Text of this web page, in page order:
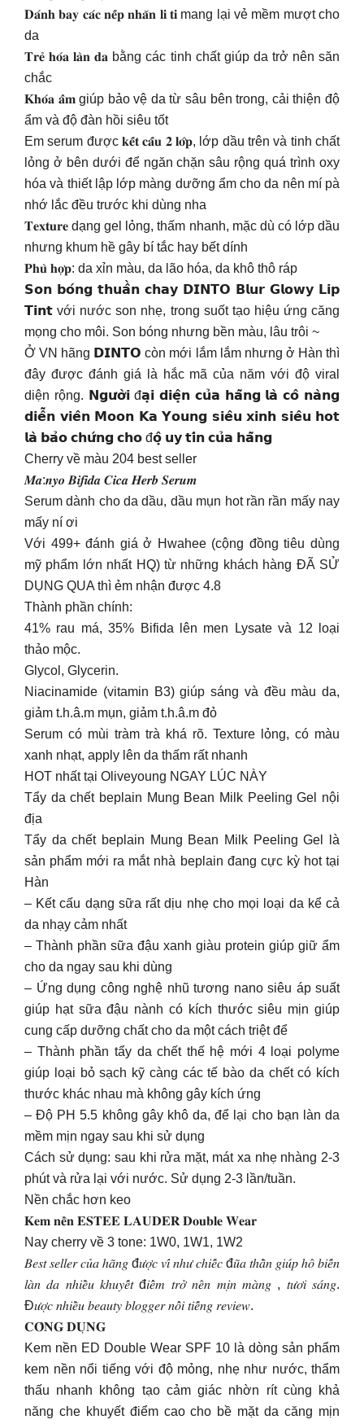
𝐃𝐚́𝐧𝐡 𝐛𝐚𝐲 𝐜𝐚́𝐜 𝐧𝐞̂́𝐩 𝐧𝐡𝐚̆𝐧 𝐥𝐢 𝐭𝐢 mang lại vẻ mềm mượt cho
da
𝐓𝐫𝐞̉ 𝐡𝐨́𝐚 𝐥𝐚̀𝐧 𝐝𝐚 bằng các tinh chất giúp da trở nên săn
chắc
𝐊𝐡𝐨́𝐚 𝐚̂̉𝐦 giúp bảo vệ da từ sâu bên trong, cải thiện độ
ẩm và độ đàn hồi siêu tốt
Em serum được 𝐤𝐞̂́𝐭 𝐜𝐚̂́𝐮 𝟐 𝐥𝐨̛́𝐩, lớp dầu trên và tinh chất
lỏng ở bên dưới để ngăn chặn sâu rộng quá trình oxy
hóa và thiết lập lớp màng dưỡng ẩm cho da nên mí pà
nhớ lắc đều trước khi dùng nha
𝐓𝐞𝐱𝐭𝐮𝐫𝐞 dạng gel lỏng, thấm nhanh, mặc dù có lớp dầu
nhưng khum hề gây bí tắc hay bết dính
𝐏𝐡𝐮̀ 𝐡𝐨̛̣𝐩: da xỉn màu, da lão hóa, da khô thô ráp
𝗦𝗼𝗻 𝗯𝗼́𝗻𝗴 𝘁𝗵𝘂𝗮̂̀𝗻 𝗰𝗵𝗮𝘆 𝗗𝗜𝗡𝗧𝗢 𝗕𝗹𝘂𝗿 𝗚𝗹𝗼𝘄𝘆 𝗟𝗶𝗽
𝗧𝗶𝗻𝘁 với nước son nhẹ, trong suốt tạo hiệu ứng căng
mọng cho môi. Son bóng nhưng bền màu, lâu trôi ~
Ở VN hãng 𝗗𝗜𝗡𝗧𝗢 còn mới lắm lắm nhưng ở Hàn thì
đây được đánh giá là hắc mã của năm với độ viral
diện rộng. 𝗡𝗴𝘂̛𝗼̛̀𝗶 đ𝗮̣𝗶 𝗱𝗶𝗲̣̂𝗻 𝗰𝘂̉𝗮 𝗵𝗮̃𝗻𝗴 𝗹𝗮̀ 𝗰𝗼̂ 𝗻𝗮̀𝗻𝗴
𝗱𝗶𝗲̂̃𝗻 𝘃𝗶𝗲̂𝗻 𝗠𝗼𝗼𝗻 𝗞𝗮 𝗬𝗼𝘂𝗻𝗴 𝘀𝗶𝗲̂𝘂 𝘅𝗶𝗻𝗵 𝘀𝗶𝗲̂𝘂 𝗵𝗼𝘁
𝗹𝗮̀ 𝗯𝗮̉𝗼 𝗰𝗵𝘂̛́𝗻𝗴 𝗰𝗵𝗼 đ𝗼̣̂ 𝘂𝘆 𝘁𝗶́𝗻 𝗰𝘂̉𝗮 𝗵𝗮̃𝗻𝗴
Cherry về màu 204 best seller
𝑴𝒂:𝒏𝒚𝒐 𝑩𝒊𝒇𝒊𝒅𝒂 𝑪𝒊𝒄𝒂 𝑯𝒆𝒓𝒃 𝑺𝒆𝒓𝒖𝒎
Serum dành cho da dầu, dầu mụn hot rần rần mấy nay
mấy ní ơi
Với 499+ đánh giá ở Hwahee (cộng đồng tiêu dùng
mỹ phẩm lớn nhất HQ) từ những khách hàng ĐÃ SỬ
DỤNG QUA thì ẻm nhận được 4.8
Thành phần chính:
41% rau má, 35% Bifida lên men Lysate và 12 loại
thảo mộc.
Glycol, Glycerin.
Niacinamide (vitamin B3) giúp sáng và đều màu da,
giảm t.h.â.m mụn, giảm t.h.â.m đỏ
Serum có mùi tràm trà khá rõ. Texture lỏng, có màu
xanh nhạt, apply lên da thấm rất nhanh
HOT nhất tại Oliveyoung NGAY LÚC NÀY
Tẩy da chết beplain Mung Bean Milk Peeling Gel nội
địa
Tẩy da chết beplain Mung Bean Milk Peeling Gel là
sản phẩm mới ra mắt nhà beplain đang cực kỳ hot tại
Hàn
– Kết cấu dạng sữa rất dịu nhẹ cho mọi loại da kể cả
da nhạy cảm nhất
– Thành phần sữa đậu xanh giàu protein giúp giữ ẩm
cho da ngay sau khi dùng
– Ứng dụng công nghệ nhũ tương nano siêu áp suất
giúp hạt sữa đậu nành có kích thước siêu mịn giúp
cung cấp dưỡng chất cho da một cách triệt để
– Thành phần tẩy da chết thế hệ mới 4 loại polyme
giúp loại bỏ sạch kỹ càng các tế bào da chết có kích
thước khác nhau mà không gây kích ứng
– Độ PH 5.5 không gây khô da, để lại cho bạn làn da
mềm mịn ngay sau khi sử dụng
Cách sử dụng: sau khi rửa mặt, mát xa nhẹ nhàng 2-3
phút và rửa lại với nước. Sử dụng 2-3 lần/tuần.
Nền chắc hơn keo
𝐊𝐞𝐦 𝐧𝐞̂̀𝐧 𝐄𝐒𝐓𝐄𝐄 𝐋𝐀𝐔𝐃𝐄𝐑 𝐃𝐨𝐮𝐛𝐥𝐞 𝐖𝐞𝐚𝐫
Nay cherry về 3 tone: 1W0, 1W1, 1W2
𝐵𝑒𝑠𝑡 𝑠𝑒𝑙𝑙𝑒𝑟 𝑐𝑢̉𝑎 ℎ𝑎̃𝑛𝑔 đ𝑢̛𝑜̛̣𝑐 𝑣𝑖́ 𝑛ℎ𝑢̛ 𝑐ℎ𝑖𝑒̂́𝑐 đ𝑢̃𝑎 𝑡ℎ𝑎̂̀𝑛 𝑔𝑖𝑢́𝑝 ℎ𝑜̂ 𝑏𝑖𝑒̂́𝑛
𝑙𝑎̀𝑛 𝑑𝑎 𝑛ℎ𝑖𝑒̂̀𝑢 𝑘ℎ𝑢𝑦𝑒̂́𝑡 đ𝑖𝑒̂̉𝑚 𝑡𝑟𝑜̛̉ 𝑛𝑒̂𝑛 𝑚𝑖̣𝑛 𝑚𝑎̀𝑛𝑔 , 𝑡𝑢̛𝑜̛𝑖 𝑠𝑎́𝑛𝑔.
Đ𝑢̛𝑜̛̣𝑐 𝑛ℎ𝑖𝑒̂̀𝑢 𝑏𝑒𝑎𝑢𝑡𝑦 𝑏𝑙𝑜𝑔𝑔𝑒𝑟 𝑛𝑜̂̉𝑖 𝑡𝑖𝑒̂́𝑛𝑔 𝑟𝑒𝑣𝑖𝑒𝑤.
𝐂𝐎̂𝐍𝐆 𝐃𝐔̣𝐍𝐆
Kem nền ED Double Wear SPF 10 là dòng sản phẩm
kem nền nổi tiếng với độ mỏng, nhẹ như nước, thẩm
thấu nhanh không tạo cảm giác nhờn rít cùng khả
năng che khuyết điểm cao cho bề mặt da căng mịn